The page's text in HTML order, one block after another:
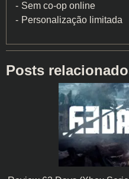
Sem co-op online
Personalização limitada
Posts